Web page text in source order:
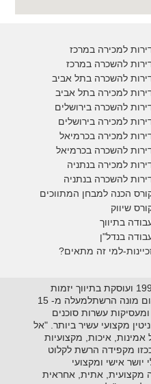
למכירה במרכז
להשכרה במרכז
להשכרה בתל אביב
למכירה בתל אביב
להשכרה בירושלים
למכירה בירושלים
למכירה בכרמיאל
להשכרה בכרמיאל
למכירה בנתניה
להשכרה בנתניה
הכנה למבחן המתווכים
שיווק
בתיווך
בנדל"ן
למי זה מתאים?
רשת "אל-הנכס" נוסדה בשנת 1995 ועוסקת בתיווך יזמות
ושיווק נדל"ן על סוגיו השונים. כיום מונה הרשתלמעלה מ- 15
עשרות סוכנים
מקצועי עשיר ביותר. "אל
איכות, מקצועיות
ככזו מקפידה הרשת לקלוט
יושר אישי ומקצועי
מקצועית, אתית, אחראית